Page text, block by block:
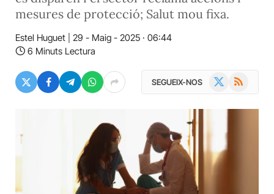
mesures de protecció; Salut mou fixa.
Estel Huguet
29 - Maig - 2025 · 06:44
6 Minuts Lectura
SEGUEIX-NOS RSS